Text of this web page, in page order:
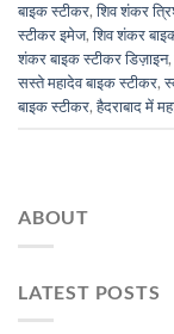
बाइक स्टीकर,शिव शंकर
स्टीकर इमेज,शिव शंकर
शंकर बाइक स्टीकर डिज़ाइन,
सस्ते महादेव बाइक स्टीकर,
बाइक स्टीकर,हैदराबाद में
ABOUT
LATEST POSTS